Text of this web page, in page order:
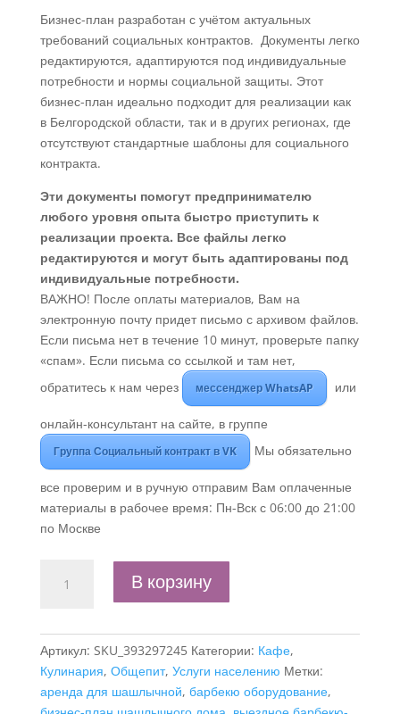
Бизнес-план разработан с учётом актуальных
требований социальных контрактов. Документы легко
редактируются, адаптируются под индивидуальные
потребности и нормы социальной защиты. Этот
бизнес-план идеально подходит для реализации как
в Белгородской области, так и в других регионах, где
отсутствуют стандартные шаблоны для социального
контракта.
Эти документы помогут предпринимателю
любого уровня опыта быстро приступить к
реализации проекта. Все файлы легко
редактируются и могут быть адаптированы под
индивидуальные потребности.
ВАЖНО! После оплаты материалов, Вам на
электронную почту придет письмо с архивом файлов.
Если письма нет в течение 10 минут, проверьте папку
«спам». Если письма со ссылкой и там нет,
обратитесь к нам через
мессенджер WhatsAP или
онлайн-консультант на сайте, в группе
Группа Социальный контракт в VK Мы обязательно
все проверим и в ручную отправим Вам оплаченные
материалы в рабочее время: Пн-Вск с 06:00 до 21:00
по Москве
товара
план
"Шашлычный
дом.
Оказание
В корзину
Артикул: SKU_393297245 Категории: Кафе,
Кулинария, Общепит, Услуги населению Метки:
аренда для шашлычной, барбекю оборудование,